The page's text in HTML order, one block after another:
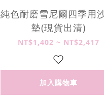
純色耐磨雪尼爾四季用
墊(現貨出清)
NT$1,402 ~ NT$2,417
加入購物車